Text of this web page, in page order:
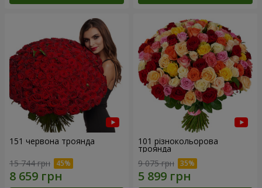
151 червона троянда
15 744 грн
101 різнокольорова
троянда
9 075 грн